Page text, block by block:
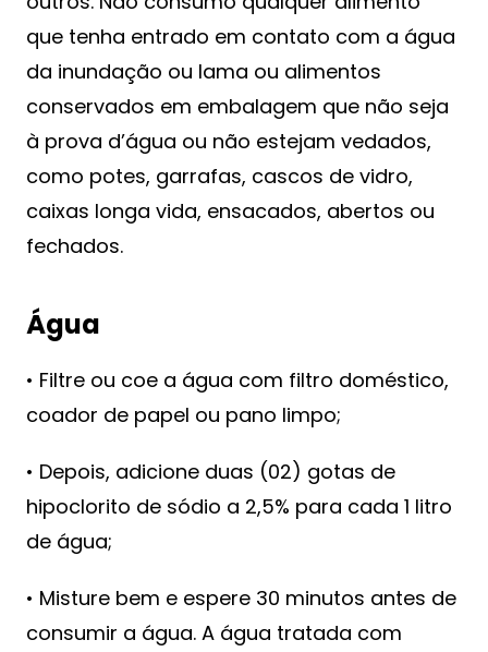
que tenha entrado em contato com a água
da inundação ou lama ou alimentos
conservados em embalagem que não seja
à prova d’água ou não estejam vedados,
como potes, garrafas, cascos de vidro,
caixas longa vida, ensacados, abertos ou
fechados.
Água
• Filtre ou coe a água com filtro doméstico,
coador de papel ou pano limpo;
• Depois, adicione duas (02) gotas de
hipoclorito de sódio a 2,5% para cada 1 litro
de água;
• Misture bem e espere 30 minutos antes de
consumir a água. A água tratada com